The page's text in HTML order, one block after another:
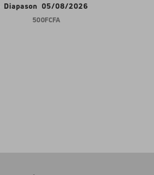
Diapason 05/08/2026
500 FCFA